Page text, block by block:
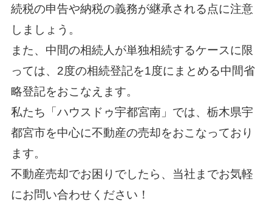
続税の申告や納税の義務が継承される点に注意
しましょう。
また、中間の相続人が単独相続するケースに限
っては、2度の相続登記を1度にまとめる中間省
略登記をおこなえます。
私たち「 ハウスドゥ宇都宮南」では、栃木県宇
都宮市を中心に不動産の売却をおこなっており
ます。
不動産売却でお困りでしたら、当社までお気軽
にお問い合わせ ください！